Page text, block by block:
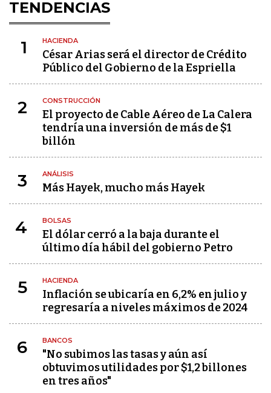
TENDENCIAS
1 HACIENDA
César Arias será el director de Crédito
Público del Gobierno de la Espriella
2 CONSTRUCCIÓN
El proyecto de Cable Aéreo de La Calera
tendría una inversión de más de $1
billón
3 ANÁLISIS
Más Hayek, mucho más Hayek
4 BOLSAS
El dólar cerró a la baja durante el
último día hábil del gobierno Petro
5 HACIENDA
Inflación se ubicaría en 6,2% en julio y
regresaría a niveles máximos de 2024
6 BANCOS
"No subimos las tasas y aún así
obtuvimos utilidades por $1,2 billones
en tres años"